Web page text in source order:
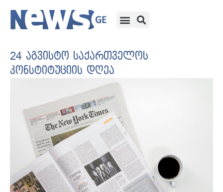
24 აგვისტო საქართველოს
კონსტიტუციის დღეა